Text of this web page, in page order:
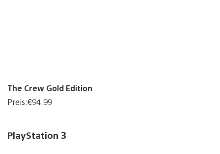
The Crew Gold Edition
Preis:€94.99
PlayStation 3